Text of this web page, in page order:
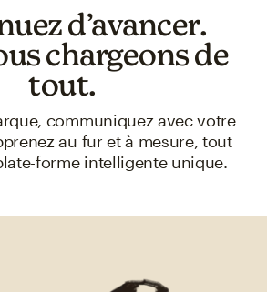
d’avancer.
chargeons de
tout.
communiquez avec votre
au fur et à mesure, tout
forme intelligente unique.